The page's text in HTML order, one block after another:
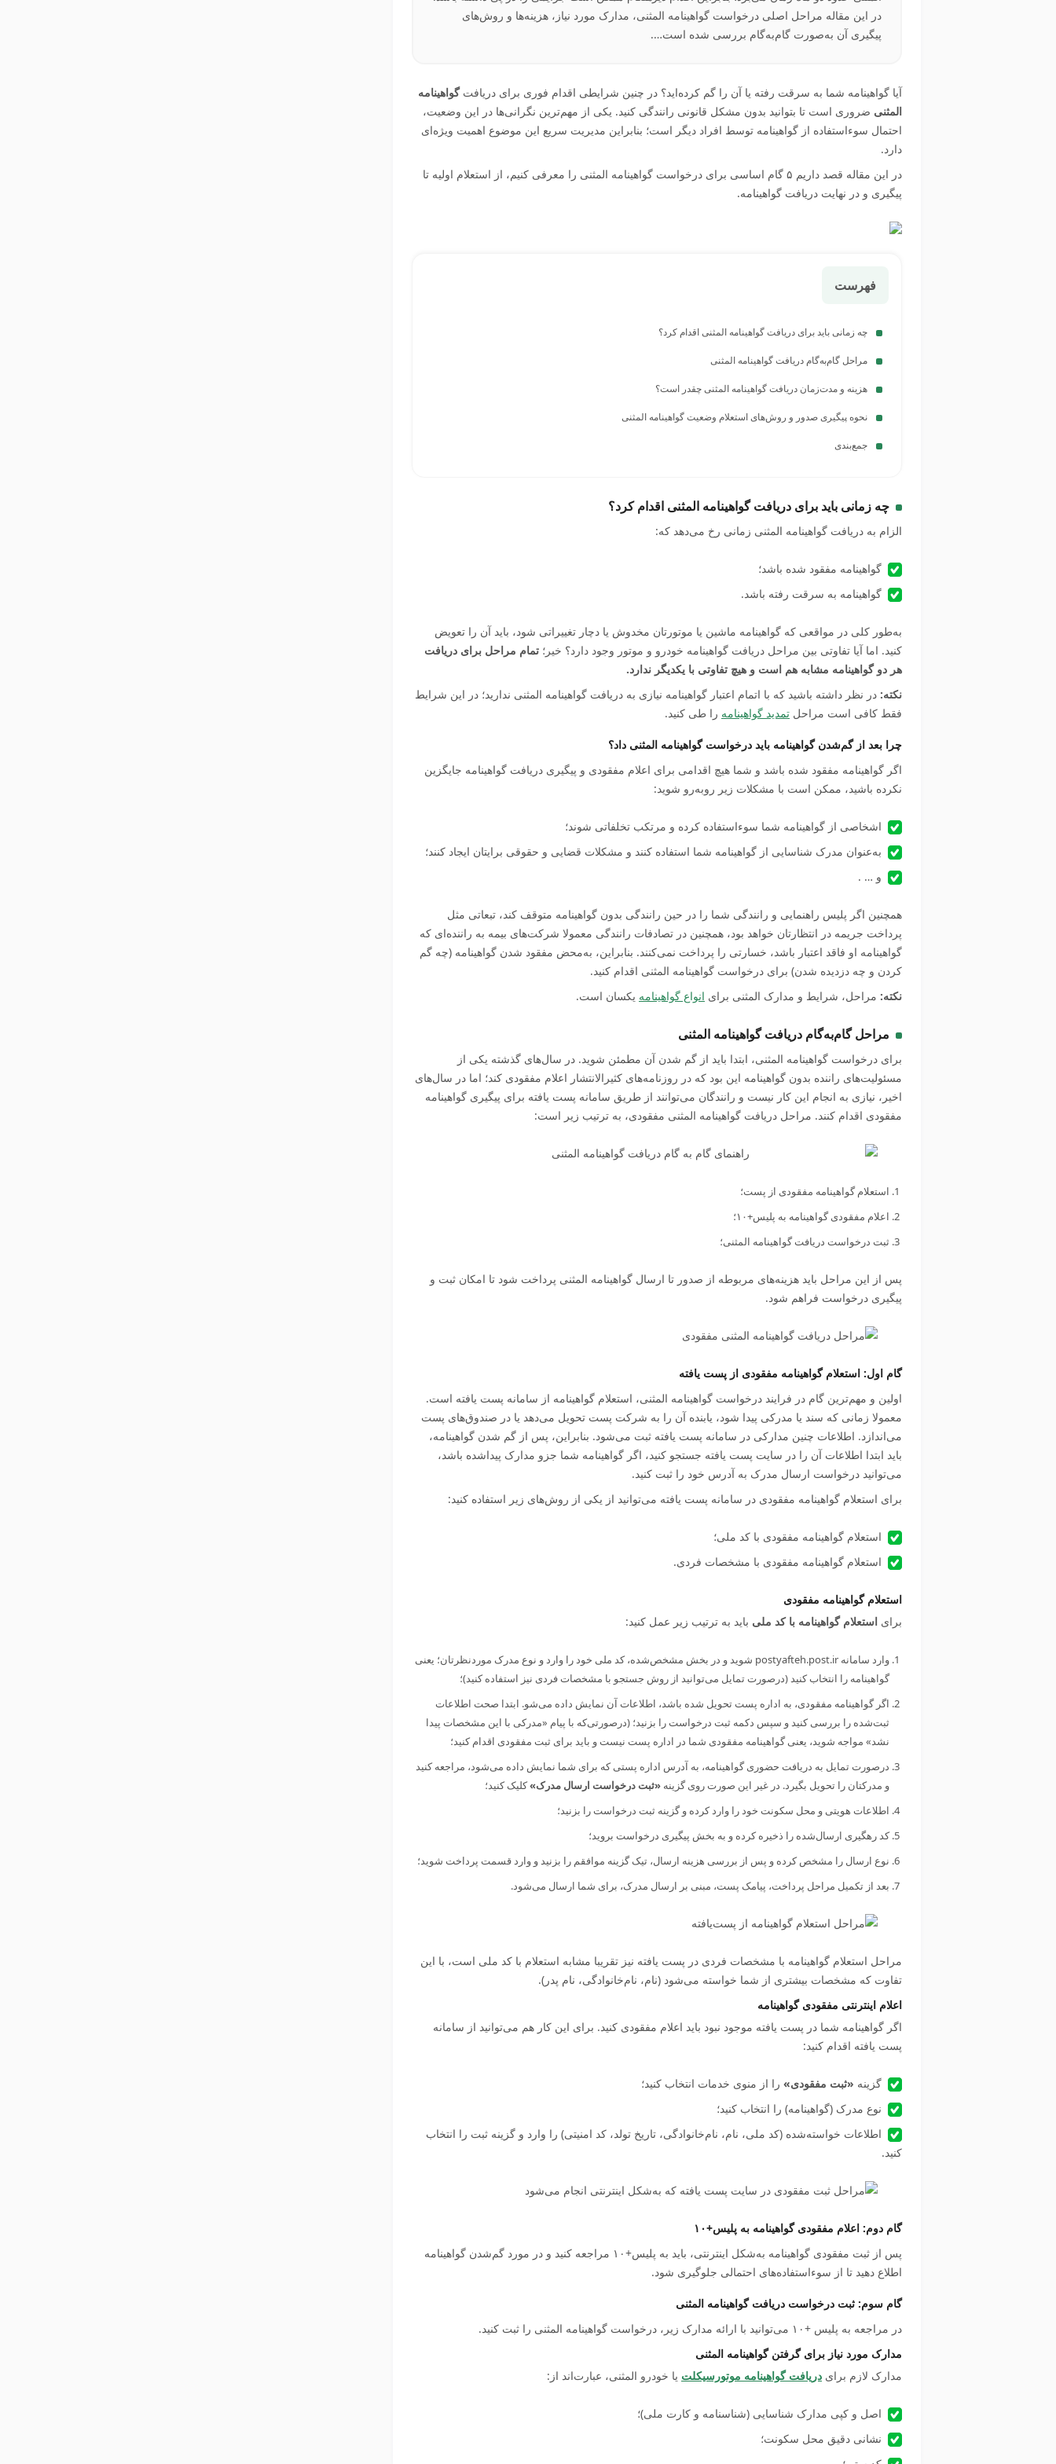
در این مقاله مراحل اصلی درخواست گواهینامه المثنی، مدارک مورد نیاز، هزینه‌ها و روش‌های
پیگیری آن به‌صورت گام‌به‌گام بررسی شده است….
آیا گواهینامه شما به سرقت رفته یا آن را گم کرده‌اید؟ در چنین شرایطی اقدام فوری برای دریافتگواهینامه
المثنی ضروری است تا بتوانید بدون مشکل قانونی رانندگی کنید. یکی از مهم‌ترین نگرانی‌ها در این وضعیت،
احتمال سوء‌استفاده از گواهینامه توسط افراد دیگر است؛ بنابراین مدیریت سریع این موضوع اهمیت ویژه‌ای
دارد.
در این مقاله قصد داریم ۵ گام اساسی برای درخواست گواهینامه المثنی را معرفی کنیم، از استعلام اولیه تا
پیگیری و در نهایت دریافت گواهینامه.
فهرست
چه زمانی باید برای دریافت گواهینامه المثنی اقدام کرد؟
مراحل گام‌به‌گام دریافت گواهینامه المثنی
هزینه و مدت‌زمان دریافت گواهینامه المثنی چقدر است؟
نحوه پیگیری صدور و روش‌های استعلام وضعیت گواهینامه المثنی
جمع‌بندی
چه زمانی باید برای دریافت گواهینامه المثنی اقدام کرد؟
الزام به دریافت گواهینامه المثنی زمانی رخ می‌دهد که:
گواهینامه مفقود شده باشد؛
گواهینامه به سرقت رفته باشد.
به‌طور کلی در مواقعی که گواهینامه ماشین یا موتورتان مخدوش یا دچار تغییراتی شود، باید آن را تعویض
کنید. اما آیا تفاوتی بین مراحل دریافت گواهینامه خودرو و موتور وجود دارد؟ خیر؛ تمام مراحل برای دریافت
هر دو گواهینامه مشابه هم است و هیچ تفاوتی با یکدیگر ندارد.
نکته: در نظر داشته باشید که با اتمام اعتبار گواهینامه نیازی به دریافت گواهینامه المثنی ندارید؛ در این شرایط
فقط کافی است مراحل تمدید گواهینامه را طی کنید.
چرا بعد از گم‌شدن گواهینامه باید درخواست گواهینامه المثنی داد؟
اگر گواهینامه مفقود شده باشد و شما هیچ اقدامی برای اعلام مفقودی و پیگیری دریافت گواهینامه جایگزین
نکرده باشید، ممکن است با مشکلات زیر روبه‌رو شوید:
اشخاصی از گواهینامه شما سوء‌استفاده کرده و مرتکب تخلفاتی شوند؛
به‌عنوان مدرک شناسایی از گواهینامه شما استفاده کنند و مشکلات قضایی و حقوقی برایتان ایجاد کنند؛
و … .
همچنین اگر پلیس راهنمایی و رانندگی شما را در حین رانندگی بدون گواهینامه متوقف کند، تبعاتی مثل
پرداخت جریمه در انتظارتان خواهد بود، همچنین در تصادفات رانندگی معمولا شرکت‌های بیمه به راننده‌ای که
گواهینامه او فاقد اعتبار باشد، خسارتی را پرداخت نمی‌کنند. بنابراین، به‌محض مفقود شدن گواهینامه (چه گم
کردن و چه دزدیده شدن) برای درخواست گواهینامه المثنی اقدام کنید.
نکته: مراحل، شرایط و مدارک المثنی برای انواع گواهینامه ‌ یکسان است.
مراحل گام‌به‌گام دریافت گواهینامه المثنی
برای درخواست گواهینامه المثنی، ابتدا باید از گم‌ شدن آن مطمئن شوید. در سال‌های گذشته یکی از
مسئولیت‌های راننده بدون گواهینامه این بود که در روزنامه‌های کثیرالانتشار اعلام مفقودی کند؛ اما در سال‌های
اخیر، نیازی به انجام این کار نیست و رانندگان می‌توانند از طریق سامانه پست‌ یافته برای پیگیری گواهینامه
مفقودی اقدام کنند. مراحل دریافت گواهینامه المثنی مفقودی، به ترتیب زیر است:
استعلام گواهینامه مفقودی از پست؛
اعلام مفقودی گواهینامه به پلیس+۱۰؛
ثبت درخواست دریافت گواهینامه المثنی؛
پس از این مراحل باید هزینه‌های مربوطه از صدور تا ارسال گواهینامه المثنی پرداخت شود تا امکان ثبت و
پیگیری درخواست فراهم شود.
گام اول: استعلام گواهینامه مفقودی از پست یافته
اولین و مهم‌ترین گام در فرایند درخواست گواهینامه المثنی، استعلام گواهینامه از سامانه پست یافته است.
معمولا زمانی که سند یا مدرکی پیدا شود، یابنده آن را به شرکت پست تحویل می‌دهد یا در صندوق‌های پست
می‌اندازد. اطلاعات چنین مدارکی در سامانه پست یافته ثبت می‌شود. بنابراین، پس از گم‌ شدن گواهینامه،
باید ابتدا اطلاعات آن را در سایت پست یافته جستجو کنید، اگر گواهینامه شما جزو مدارک پیداشده باشد،
می‌توانید درخواست ارسال مدرک به آدرس خود را ثبت کنید.
برای استعلام گواهینامه مفقودی در سامانه پست یافته می‌توانید از یکی از روش‌های زیر استفاده کنید:
استعلام گواهینامه مفقودی با کد ملی؛
استعلام گواهینامه مفقودی با مشخصات فردی.
استعلام گواهینامه مفقودی
برای استعلام گواهینامه با کد ملی باید به ترتیب زیر عمل کنید:
وارد سامانه postyafteh.post.ir شوید و در بخش مشخص‌شده، کد ملی خود را وارد و نوع مدرک موردنظرتان؛ یعنی
گواهینامه را انتخاب کنید (درصورت تمایل می‌توانید از روش جستجو با مشخصات فردی نیز استفاده کنید)؛
اگر گواهینامه مفقودی، به اداره پست تحویل شده باشد، اطلاعات آن نمایش داده می‌شو. ابتدا صحت اطلاعات
ثبت‌شده را بررسی کنید و سپس دکمه ثبت درخواست را بزنید؛ (درصورتی‌که با پیام «مدرکی با این مشخصات پیدا
نشد» مواجه شوید، یعنی گواهینامه مفقودی شما در اداره پست نیست و باید برای ثبت مفقودی اقدام کنید؛
درصورت تمایل به دریافت حضوری گواهینامه، به آدرس اداره پستی که برای شما نمایش داده می‌شود، مراجعه کنید
و مدرکتان را تحویل بگیرد. در غیر این‌ صورت روی گزینه «ثبت درخواست ارسال مدرک»کلیک کنید؛
اطلاعات هویتی و محل سکونت خود را وارد کرده و گزینه ثبت درخواست را بزنید؛
کد رهگیری ارسال‌شده را ذخیره کرده و به بخش پیگیری درخواست بروید؛
نوع ارسال را مشخص کرده و پس از بررسی هزینه ارسال، تیک گزینه موافقم را بزنید و وارد قسمت پرداخت شوید؛
بعد از تکمیل مراحل پرداخت، پیامک پست، مبنی بر ارسال مدرک، برای شما ارسال می‌شود.
مراحل استعلام گواهینامه با مشخصات فردی در پست‌ یافته نیز تقریبا مشابه استعلام با کد ملی است، با این
تفاوت که مشخصات بیشتری از شما خواسته می‌شود (نام، نام‌خانوادگی، نام پدر).
اعلام اینترنتی مفقودی گواهینامه
اگر گواهینامه شما در پست یافته موجود نبود باید اعلام مفقودی کنید. برای این کار هم می‌توانید از سامانه
پست یافته اقدام کنید:
گزینه «ثبت مفقودی» را از منوی خدمات انتخاب کنید؛
نوع مدرک (گواهینامه) را انتخاب کنید؛
اطلاعات خواسته‌شده (کد ملی، نام، نام‌خانوادگی، تاریخ تولد، کد امنیتی) را وارد و گزینه ثبت را انتخاب
کنید.
گام دوم: اعلام مفقودی گواهینامه به پلیس+۱۰
پس از ثبت مفقودی گواهینامه به‌شکل اینترنتی، باید به پلیس+۱۰ مراجعه کنید و در مورد گم‌شدن گواهینامه
اطلاع دهید تا از سوء‌استفاده‌های احتمالی جلوگیری شود.
گام سوم: ثبت درخواست دریافت گواهینامه المثنی
در مراجعه به پلیس +۱۰ می‌توانید با ارائه مدارک زیر، درخواست گواهینامه المثنی را ثبت کنید.
مدارک مورد نیاز برای گرفتن گواهینامه المثنی
مدارک لازم برای دریافت گواهینامه موتورسیکلت یا خودرو المثنی، عبارت‌اند از:
اصل و کپی مدارک شناسایی (شناسنامه و کارت ملی)؛
نشانی دقیق محل سکونت؛